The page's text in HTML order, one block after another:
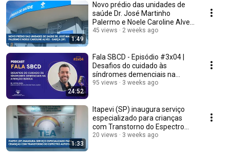
1:49
Novo prédio das unidades de
saúde Dr. José Martinho
Palermo e Noele Caroline Alves
- Garça (SP)
45 views 2 weeks ago
24:52
Fala SBCD - Episódio #3x04 |
Desafios do cuidado às
síndromes demenciais na
Atenção Básica
95 views 3 weeks ago
1:33
Itapevi (SP) inaugura serviço
especializado para crianças
com Transtorno do Espectro
Autista (TEA)
20 views 3 weeks ago